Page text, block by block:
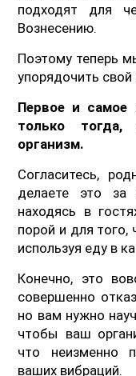
подходят для
Вознесению.
Поэтому теперь
упорядочить
Первое и самое
только
организм.
Согласитесь,
делаете это за
находясь в
порой и для того,
используя еду в
Конечно, это
совершенно
но вам нужно
чтобы ваш
что неизменно
ваших вибраций.